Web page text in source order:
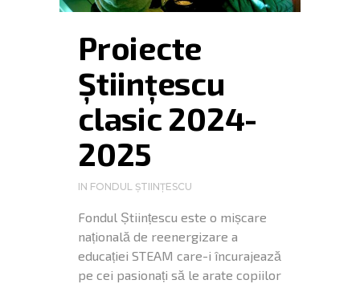
Proiecte
Științescu
clasic 2024-
2025
IN FONDUL ȘTIINȚESCU
Fondul Științescu este o mișcare
națională de reenergizare a
educației STEAM care-i încurajează
pe cei pasionați să le arate copiilor